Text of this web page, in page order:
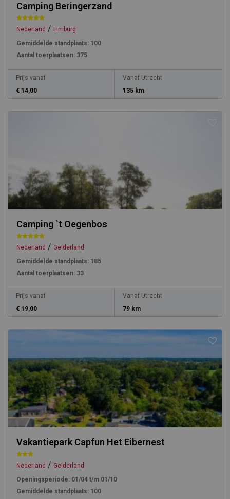
Camping Beringerzand
Nederland / Limburg
Gemiddelde standplaats: 100
Aantal toerplaatsen: 375
Prijs vanaf
€ 14,00
Vanaf Utrecht
135 km
Camping `t Oegenbos
Nederland / Gelderland
Gemiddelde standplaats: 185
Aantal toerplaatsen: 33
Prijs vanaf
€ 19,00
Vanaf Utrecht
79 km
Vakantiepark Capfun Het Eibernest
Nederland / Gelderland
Openingsperiode: 01/04 t/m 01/10
Gemiddelde standplaats: 100